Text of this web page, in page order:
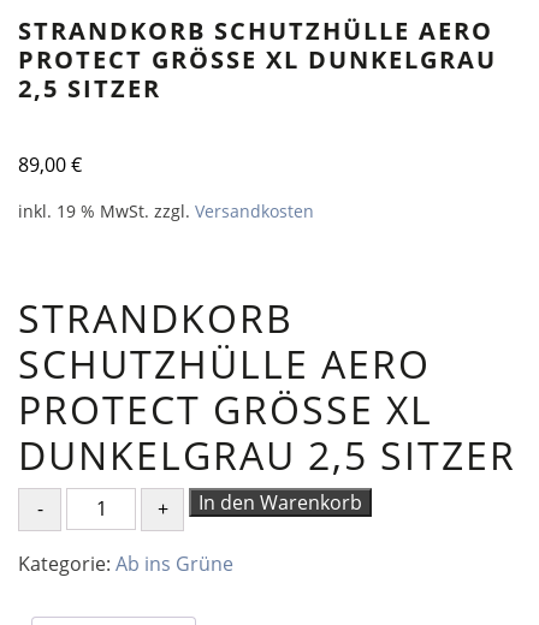
STRANDKORB SCHUTZHÜLLE AERO
PROTECT GRÖSSE XL DUNKELGRAU
2,5 SITZER
89,00€
inkl. 19 % MwSt. zzgl. Versandkosten
STRANDKORB
SCHUTZHÜLLE AERO
PROTECT GRÖSSE XL D
UNKELGRAU 2,5 SITZER
Strandkorb
Schutzhülle
Aero
Protect
Größe
In den Warenkorb
Kategorie: Ab ins Grüne